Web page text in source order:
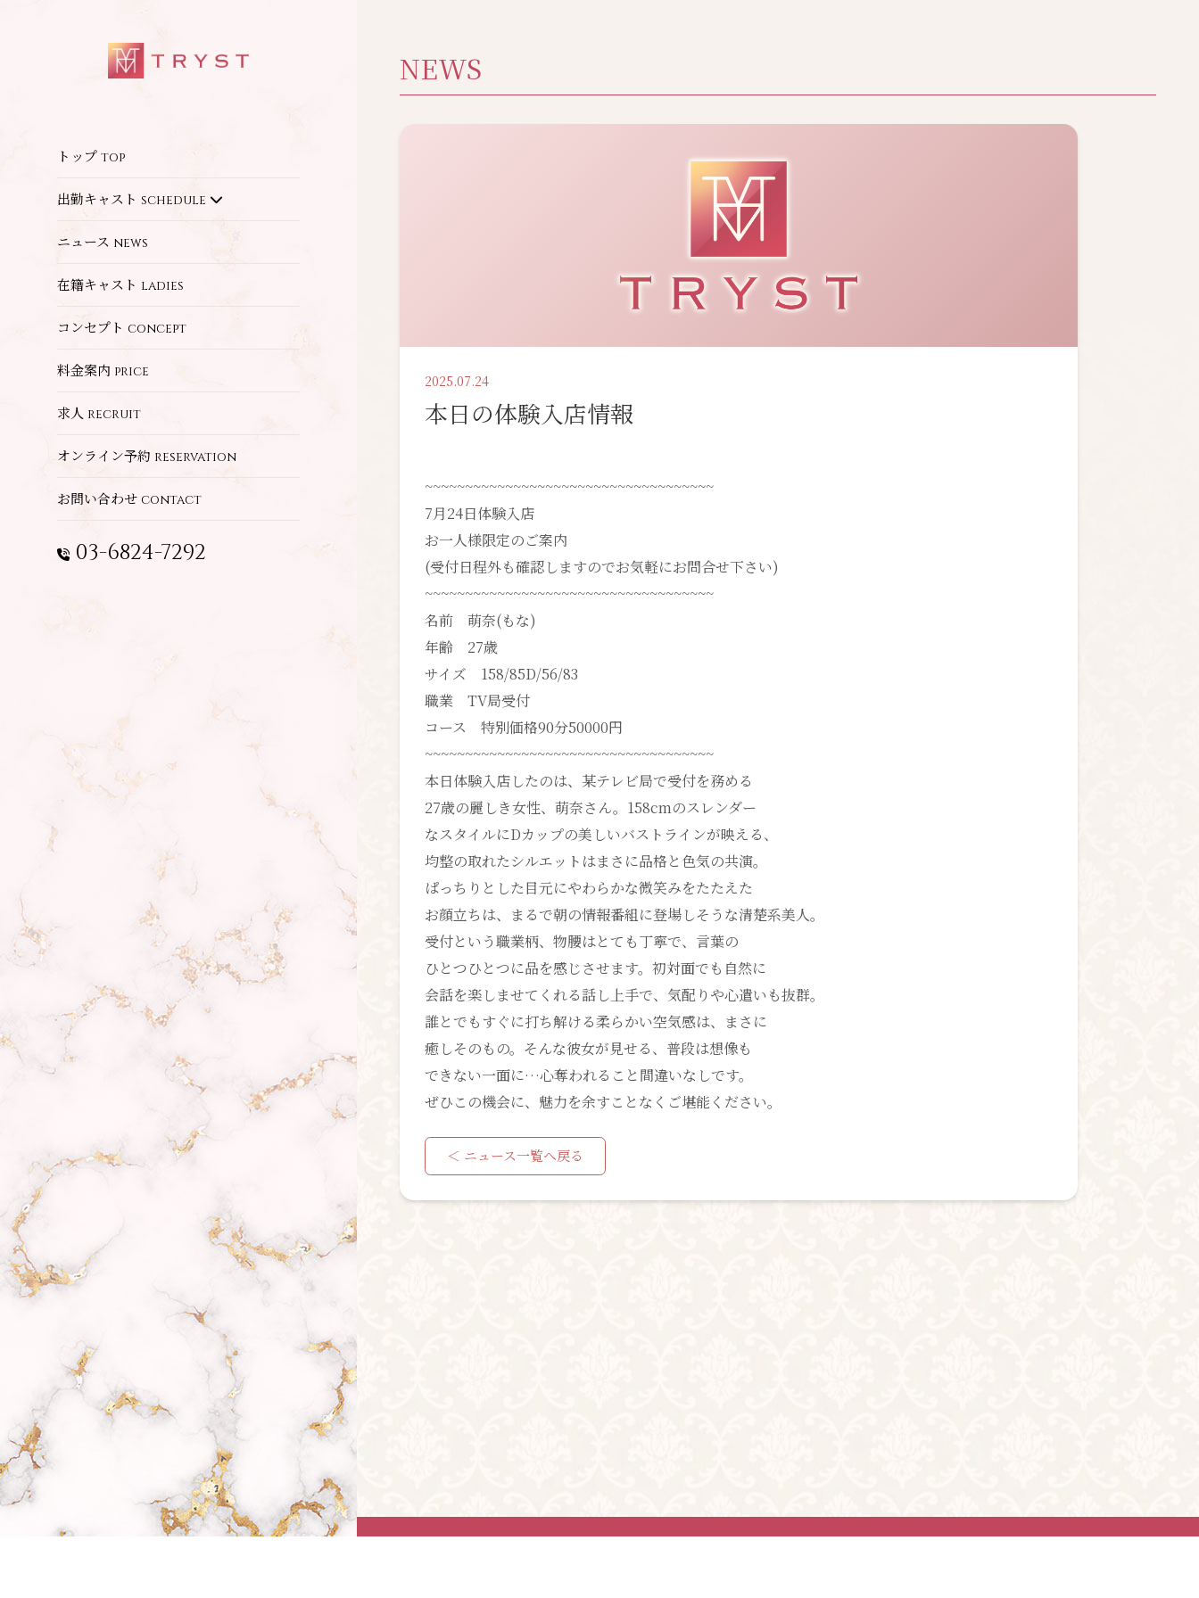
トップ top
出勤キャスト schedule
ニュース news
在籍キャスト ladies
コンセプト concept
料金案内 price
求人 recruit
オンライン予約 reservation
お問い合わせ contact
03-6824-7292
NEWS
2025.07.24
本日の体験入店情報
~~~~~~~~~~~~~~~~~~~~~~~~~~~~~~~~~~~~
7月24日体験入店
お一人様限定のご案内
(受付日程外も確認しますのでお気軽にお問合せ下さい)
~~~~~~~~~~~~~~~~~~~~~~~~~~~~~~~~~~~~
名前 萌奈(もな)
年齢 27歳
サイズ 158/85D/56/83
職業 TV局受付
コース 特別価格90分50000円
~~~~~~~~~~~~~~~~~~~~~~~~~~~~~~~~~~~~
本日体験入店したのは、某テレビ局で受付を務める
27歳の麗しき女性、萌奈さん。158cmのスレンダー
なスタイルにDカップの美しいバストラインが映える、
均整の取れたシルエットはまさに品格と色気の共演。
ぱっちりとした目元にやわらかな微笑みをたたえた
お顔立ちは、まるで朝の情報番組に登場しそうな清楚系美人。
受付という職業柄、物腰はとても丁寧で、言葉の
ひとつひとつに品を感じさせます。初対面でも自然に
会話を楽しませてくれる話し上手で、気配りや心遣いも抜群。
誰とでもすぐに打ち解ける柔らかい空気感は、まさに
癒しそのもの。そんな彼女が見せる、普段は想像も
できない一面に…心奪われること間違いなしです。
ぜひこの機会に、魅力を余すことなくご堪能ください。
＜ ニュース一覧へ戻る